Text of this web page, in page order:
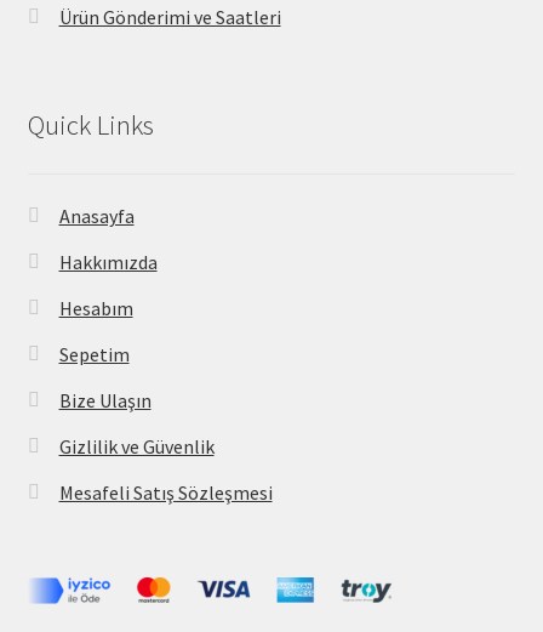
Ürün Gönderimi ve Saatleri
Quick Links
Anasayfa
Hakkımızda
Hesabım
Sepetim
Bize Ulaşın
Gizlilik ve Güvenlik
Mesafeli Satış Sözleşmesi